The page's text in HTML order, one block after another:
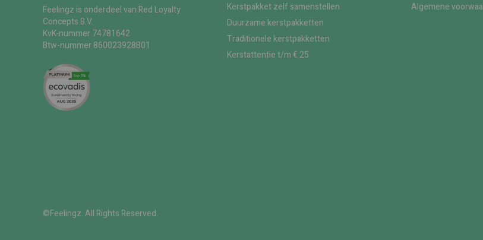
Feelingz is onderdeel van Red Loyalty
Concepts B.V.
KvK-nummer 74781642
Btw-nummer 860023928B01
Kerstpakket zelf samenstellen
Duurzame kerstpakketten
Traditionele kerstpakketten
Kerstattentie t/m € 25
Algemene
©Feelingz. All Rights Reserved.